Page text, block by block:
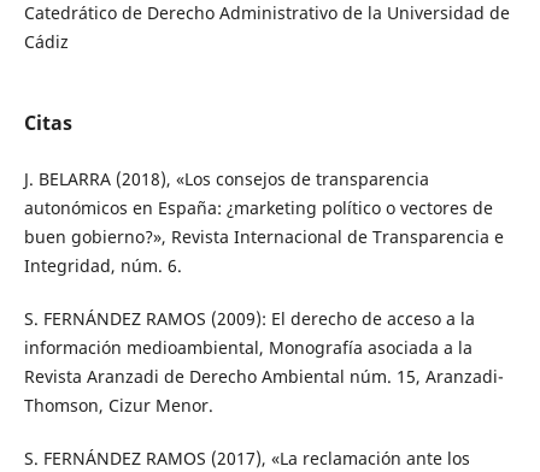
Catedrático de Derecho Administrativo de la Universidad de
Cádiz
Citas
J. BELARRA (2018), «Los consejos de transparencia
autonómicos en España: ¿marketing político o vectores de
buen gobierno?», Revista Internacional de Transparencia e
Integridad, núm. 6.
S. FERNÁNDEZ RAMOS (2009): El derecho de acceso a la
información medioambiental, Monografía asociada a la
Revista Aranzadi de Derecho Ambiental núm. 15, Aranzadi-
Thomson, Cizur Menor.
S. FERNÁNDEZ RAMOS (2017), «La reclamación ante los